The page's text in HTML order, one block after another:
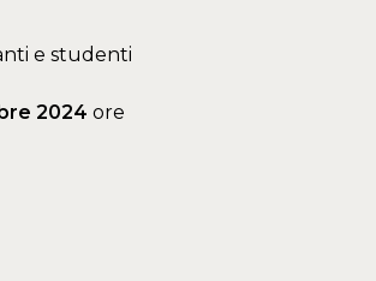
e studenti
2024 ore